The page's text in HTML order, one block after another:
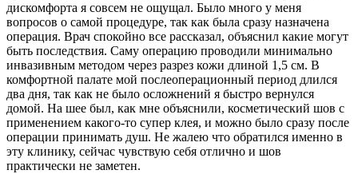
дискомфорта я совсем не ощущал. Было много у меня
вопросов о самой процедуре, так как была сразу назначена
операция. Врач спокойно все рассказал, объяснил какие могут
быть последствия. Саму операцию проводили минимально
инвазивным методом через разрез кожи длиной 1,5 см. В
комфортной палате мой послеоперационный период длился
два дня, так как не было осложнений я быстро вернулся
домой. На шее был, как мне объяснили, косметический шов с
применением какого-то супер клея, и можно было сразу после
операции принимать душ. Не жалею что обратился именно в
эту клинику, сейчас чувствую себя отлично и шов
практически не заметен.